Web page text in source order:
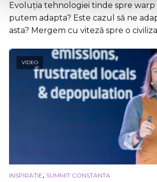
Evoluția tehnologiei tinde spre warp
putem adapta? Este cazul să ne
asta? Mergem cu viteză spre o
VIDEO
INSPIRAȚIE, SUMMIT CONSTANTA